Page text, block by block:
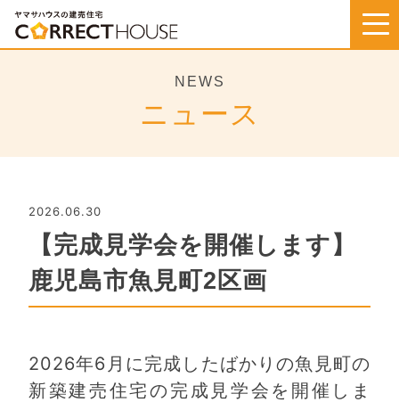
Skip
content
NEWS
ニュース
2026.06.30
【完成見学会を開催します】
鹿児島市魚見町2区画
2026年6月に完成したばかりの魚見町の
新築建売住宅の完成見学会を開催しま